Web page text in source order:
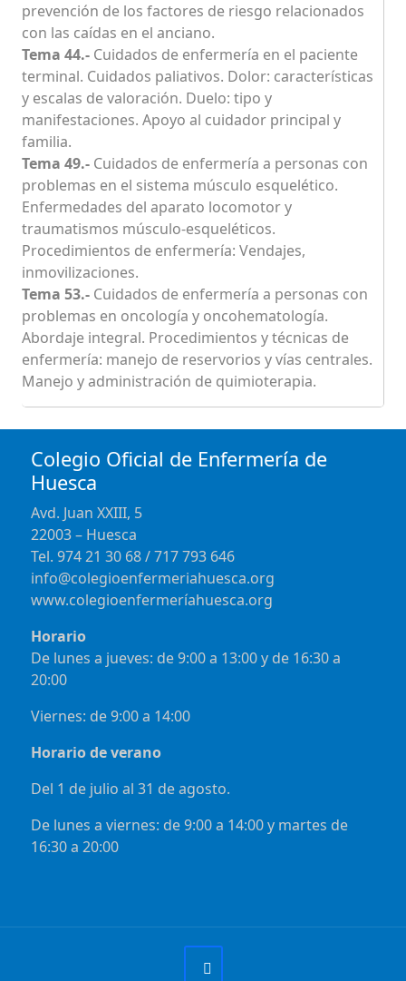
prevención de los factores de riesgo relacionados
con las caídas en el anciano.
Tema 44.- Cuidados de enfermería en el paciente
terminal. Cuidados paliativos. Dolor: características
y escalas de valoración. Duelo: tipo y
manifestaciones. Apoyo al cuidador principal y
familia.
Tema 49.- Cuidados de enfermería a personas con
problemas en el sistema músculo esquelético.
Enfermedades del aparato locomotor y
traumatismos músculo-esqueléticos.
Procedimientos de enfermería: Vendajes,
inmovilizaciones.
Tema 53.- Cuidados de enfermería a personas con
problemas en oncología y oncohematología.
Abordaje integral. Procedimientos y técnicas de
enfermería: manejo de reservorios y vías centrales.
Manejo y administración de quimioterapia.
Colegio Oficial de Enfermería de
Huesca
Avd. Juan XXIII, 5
22003 – Huesca
Tel. 974 21 30 68 / 717 793 646
info@colegioenfermeriahuesca.org
www.colegioenfermeríahuesca.org
Horario
De lunes a jueves: de 9:00 a 13:00 y de 16:30 a
20:00
Viernes: de 9:00 a 14:00
Horario de verano
Del 1 de julio al 31 de agosto.
De lunes a viernes: de 9:00 a 14:00 y martes de
16:30 a 20:00